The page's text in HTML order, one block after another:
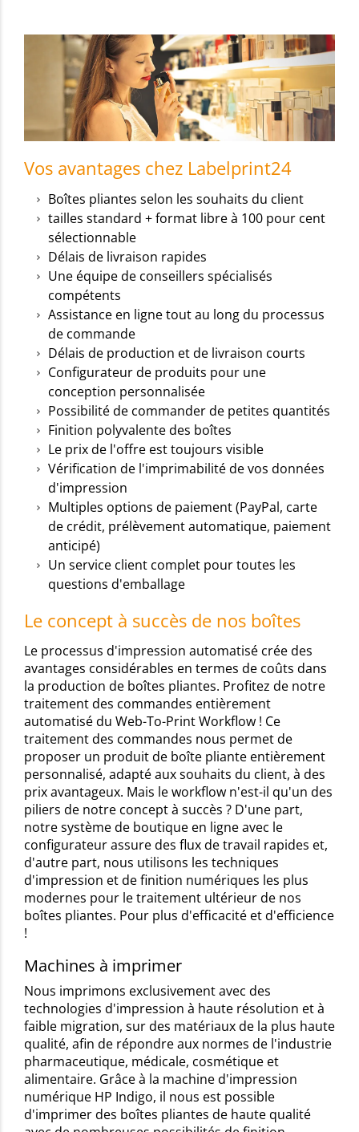
Vos avantages chez Labelprint24
Boîtes pliantes selon les souhaits du client
tailles standard + format libre à 100 pour cent
sélectionnable
Délais de livraison rapides
Une équipe de conseillers spécialisés
compétents
Assistance en ligne tout au long du processus
de commande
Délais de production et de livraison courts
Configurateur de produits pour une
conception personnalisée
Possibilité de commander de petites quantités
Finition polyvalente des boîtes
Le prix de l'offre est toujours visible
Vérification de l'imprimabilité de vos données
d'impression
Multiples options de paiement (PayPal, carte
de crédit, prélèvement automatique, paiement
anticipé)
Un service client complet pour toutes les
questions d'emballage
Le concept à succès de nos boîtes
Le processus d'impression automatisé crée des
avantages considérables en termes de coûts dans
la production de boîtes pliantes. Profitez de notre
traitement des commandes entièrement
automatisé du Web-To-Print Workflow ! Ce
traitement des commandes nous permet de
proposer un produit de boîte pliante entièrement
personnalisé, adapté aux souhaits du client, à des
prix avantageux. Mais le workflow n'est-il qu'un des
piliers de notre concept à succès ? D'une part,
notre système de boutique en ligne avec le
configurateur assure des flux de travail rapides et,
d'autre part, nous utilisons les techniques
d'impression et de finition numériques les plus
modernes pour le traitement ultérieur de nos
boîtes pliantes. Pour plus d'efficacité et d'efficience
!
Machines à imprimer
Nous imprimons exclusivement avec des
technologies d'impression à haute résolution et à
faible migration, sur des matériaux de la plus haute
qualité, afin de répondre aux normes de l'industrie
pharmaceutique, médicale, cosmétique et
alimentaire. Grâce à la machine d'impression
numérique HP Indigo, il nous est possible
d'imprimer des boîtes pliantes de haute qualité